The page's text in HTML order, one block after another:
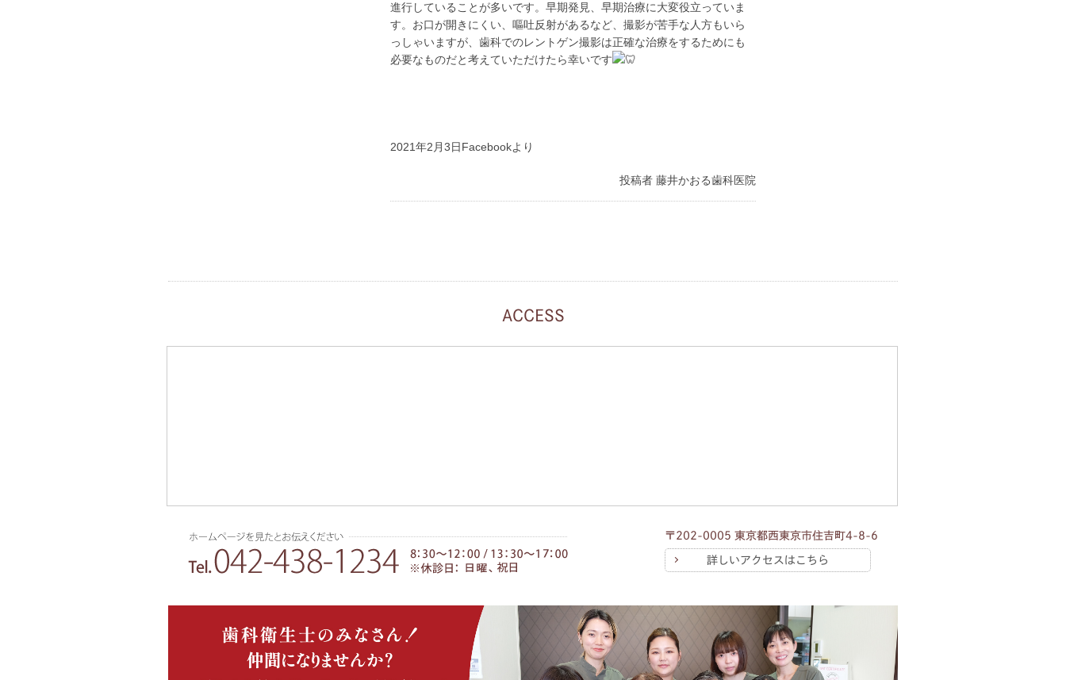
進行していることが多いです。早期発見、早期治療に大変役立っていま
す。お口が開きにくい、嘔吐反射があるなど、撮影が苦手な人方もいら
っしゃいますが、歯科でのレントゲン撮影は正確な治療をするためにも
必要なものだと考えていただけたら幸いです
2021年2月3日Facebookより
投稿者藤井かおる歯科医院
ACCESS
〒202-0005 東京都西東京市住吉町4-8-6
詳しいアクセスはこちら